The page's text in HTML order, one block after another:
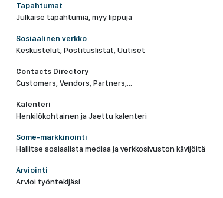
Tapahtumat
Julkaise tapahtumia, myy lippuja
Sosiaalinen verkko
Keskustelut, Postituslistat, Uutiset
Contacts Directory
Customers, Vendors, Partners,...
Kalenteri
Henkilökohtainen ja Jaettu kalenteri
Some-markkinointi
Hallitse sosiaalista mediaa ja verkkosivuston kävijöitä
Arviointi
Arvioi työntekijäsi